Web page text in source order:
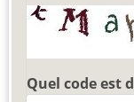
Quel code est